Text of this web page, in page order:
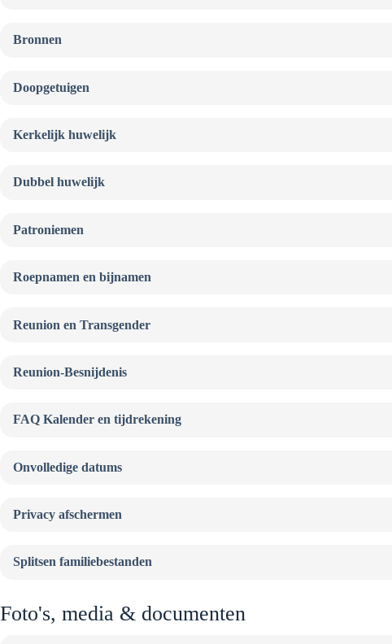
Bronnen
Doopgetuigen
Kerkelijk huwelijk
Dubbel huwelijk
Patroniemen
Roepnamen en bijnamen
Reunion en Transgender
Reunion-Besnijdenis
FAQ Kalender en tijdrekening
Onvolledige datums
Privacy afschermen
Splitsen familiebestanden
Foto's, media & documenten